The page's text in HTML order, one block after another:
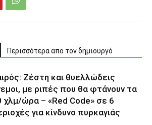
Περισσότερα απο τον δημιουργό
Ζέστη και θυελλώδεις
με ριπές που θα φτάνουν τα
χλμ/ώρα – «Red Code» σε 6
για κίνδυνο πυρκαγιάς